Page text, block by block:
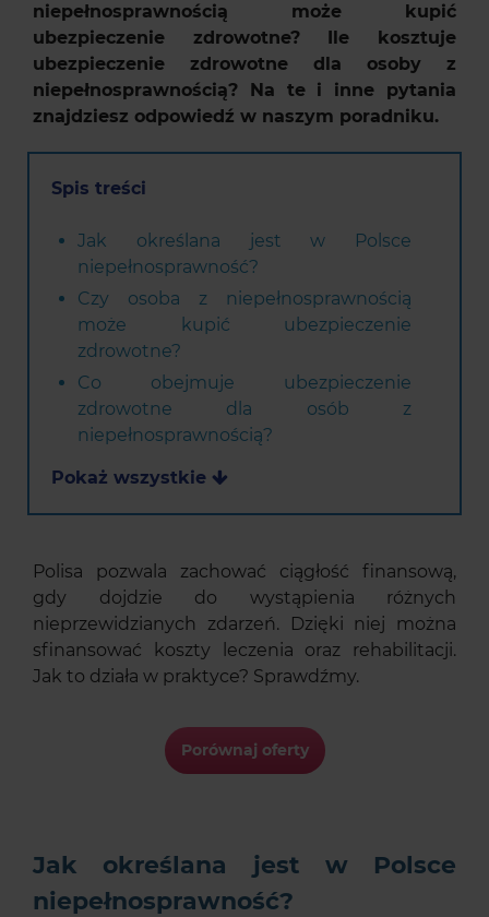
niepełnosprawnością może kupić
ubezpieczenie zdrowotne? Ile kosztuje
ubezpieczenie zdrowotne dla osoby z
niepełnosprawnością? Na te i inne pytania
znajdziesz odpowiedź w naszym poradniku.
Spis treści
Jak określana jest w Polsce
niepełnosprawność?
Czy osoba z niepełnosprawnością
może kupić ubezpieczenie
zdrowotne?
Co obejmuje ubezpieczenie
zdrowotne dla osób z
niepełnosprawnością?
Pokaż wszystkie
Polisa pozwala zachować ciągłość finansową,
gdy dojdzie do wystąpienia różnych
nieprzewidzianych zdarzeń. Dzięki niej można
sfinansować koszty leczenia oraz rehabilitacji.
Jak to działa w praktyce? Sprawdźmy.
Porównaj oferty
Jak określana jest w Polsce
niepełnosprawność?